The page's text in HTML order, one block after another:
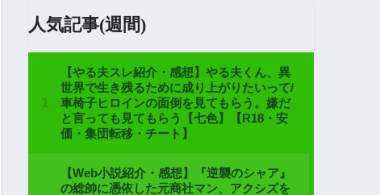
人気記事(週間)